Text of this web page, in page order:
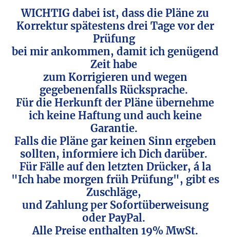
WICHTIG dabei ist, dass die Pläne zu
Korrektur spätestens drei Tage vor der
Prüfung
bei mir ankommen, damit ich genügend
Zeit habe
zum Korrigieren und wegen
gegebenenfalls Rücksprache.
Für die Herkunft der Pläne übernehme
ich keine Haftung und auch keine
Garantie.
Falls die Pläne gar keinen Sinn ergeben
sollten, informiere ich Dich darüber.
Für Fälle auf den letzten Drücker, á la
"Ich habe morgen früh Prüfung", gibt es
Zuschläge,
und Zahlung per Sofortüberweisung
oder PayPal.
Alle Preise enthalten 19% MwSt.